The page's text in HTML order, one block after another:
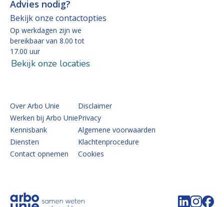
Volg de
Volg
Advies nodig?
Bekijk onze contactopties
Op werkdagen zijn we
bereikbaar van 8.00 tot
17.00 uur
Bekijk onze locaties
Over Arbo Unie
Werken bij Arbo Unie
Kennisbank
Diensten
Contact opnemen
Disclaimer
Privacy
Algemene voorwaarden
Klachtenprocedure
Cookies